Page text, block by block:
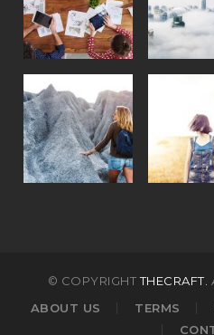
© COPYRIGHTTHECRAFT.
ABOUT US
TERMS